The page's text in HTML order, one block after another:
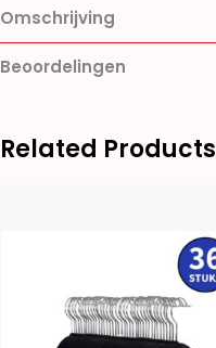
Omschrijving
Beoordelingen
Related Products